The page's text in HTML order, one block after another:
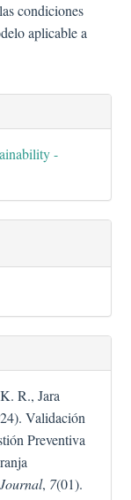
condiciones
aplicable a
-
R., Jara
Validación
Preventiva
, 7(01).